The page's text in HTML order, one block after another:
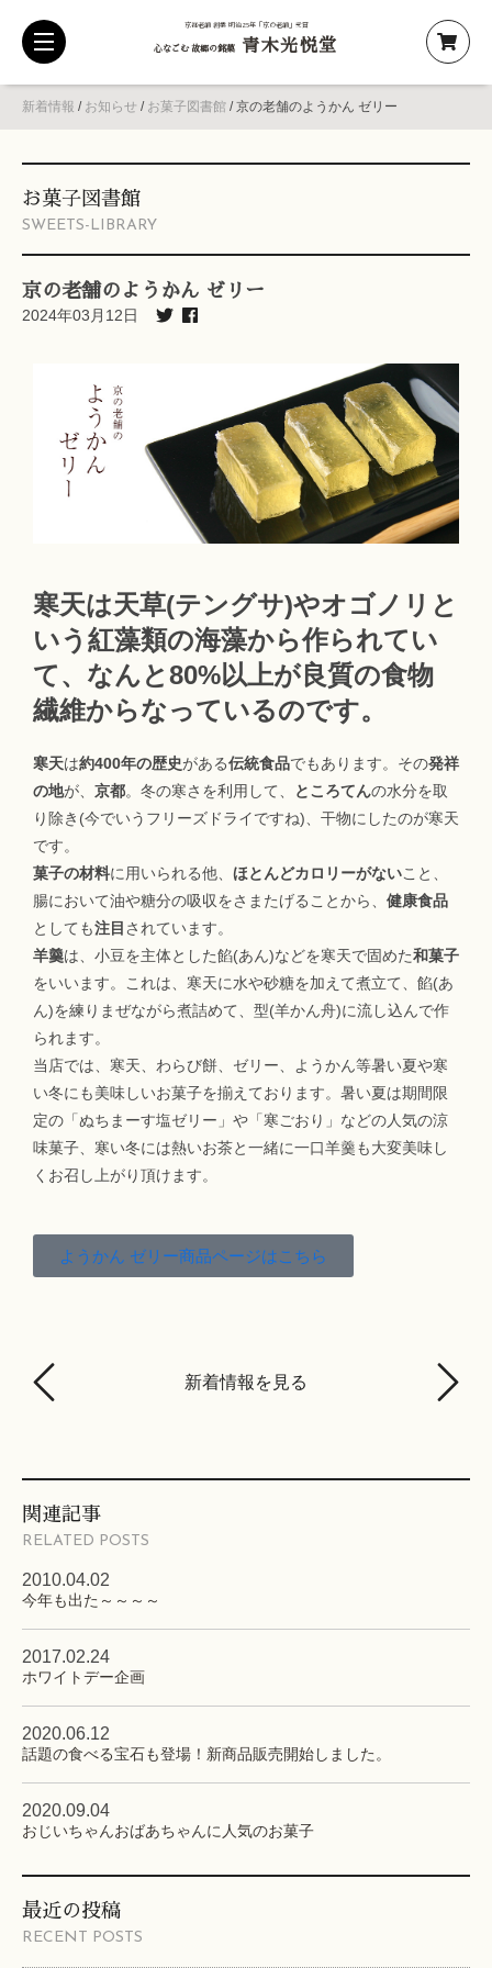
京都老舗 創業 明治25年「京の老舗」受賞
心なごむ 故郷の銘菓 青木光悦堂
toggle
navigation
新着情報 / お知らせ / お菓子図書館 /京の老舗のようかん ゼリー
最近の投稿
RECENT POSTS
お菓子図書館
SWEETS-LIBRARY
京の老舗のようかん ゼリー
2024年03月12日
寒天は天草(テングサ)やオゴノリと
いう紅藻類の海藻から作られてい
て、なんと80%以上が良質の食物
繊維からなっているのです。
寒天は約400年の歴史がある伝統食品でもあります。その発祥
の地が、 京都。冬の寒さを利用して、 ところてんの水分を取
り除き(今でいうフリーズドライですね)、干物にしたのが寒天
です。
菓子の材料に用いられる他、 ほとんどカロリーがないこと、
腸において油や糖分の吸収をさまたげることから、 健康食品
としても注目 されています。
羊羹は、小豆を主体とした餡(あん)などを寒天で固めた和菓子
をいいます。これは、寒天に水や砂糖を加えて煮立て、餡(あ
ん)を練りまぜながら煮詰めて、型(羊かん舟)に流し込んで作
られます。
当店では、寒天、わらび餅、ゼリー、ようかん等暑い夏や寒
い冬にも美味しいお菓子を揃えております。暑い夏は期間限
定の「ぬちまーす塩ゼリー」や「寒ごおり」などの人気の涼
味菓子、寒い冬には熱いお茶と一緒に一口羊羹も大変美味し
くお召し上がり頂けます。
ようかん ゼリー商品ページはこちら
新着情報を見る
関連記事
RELATED POSTS
2010.04.02
今年も出た～～～～
2017.02.24
ホワイトデー企画
2020.06.12
話題の食べる宝石も登場！新商品販売開始しました。
2020.09.04
おじいちゃんおばあちゃんに人気のお菓子